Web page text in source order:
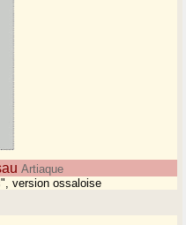
Artiaque
version ossaloise